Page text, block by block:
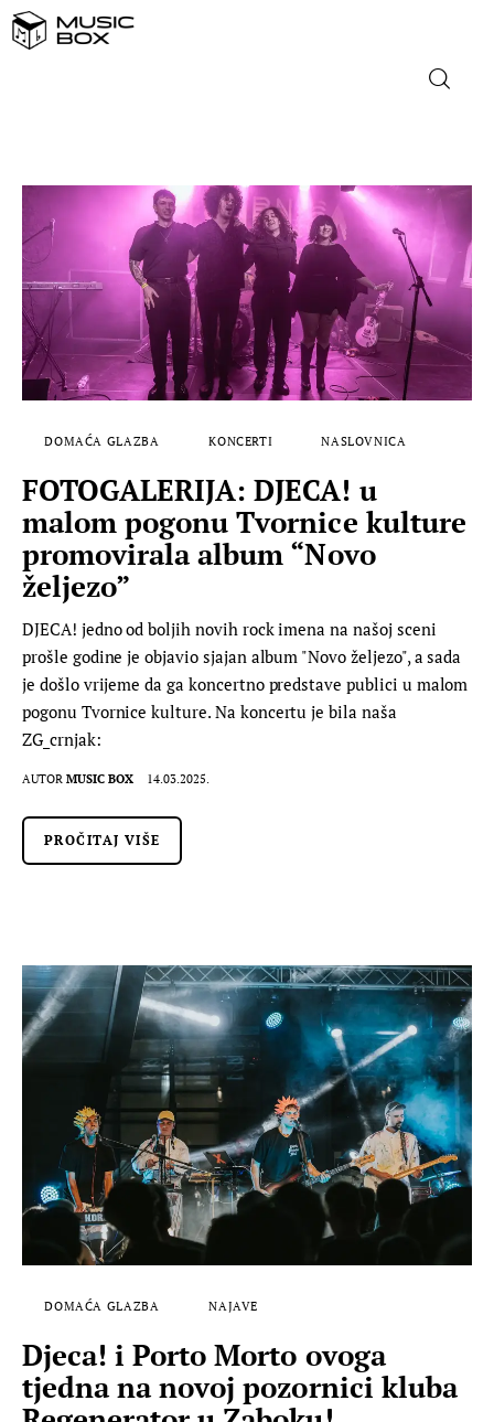
DOMAĆA GLAZBA
STRANA GLAZBA
FILM
MUSIC BOX
DOMAĆA GLAZBA KONCERTI NASLOVNICA
FOTOGALERIJA: DJECA! u
malom pogonu Tvornice kulture
promovirala album “Novo
željezo”
DJECA! jedno od boljih novih rock imena na našoj sceni
prošle godine je objavio sjajan album "Novo željezo", a sada
je došlo vrijeme da ga koncertno predstave publici u malom
pogonu Tvornice kulture. Na koncertu je bila naša
ZG_crnjak:
AUTOR MUSIC BOX 14.03.2025.
PROČITAJ VIŠE
DOMAĆA GLAZBA NAJAVE
Djeca! i Porto Morto ovoga
tjedna na novoj pozornici kluba